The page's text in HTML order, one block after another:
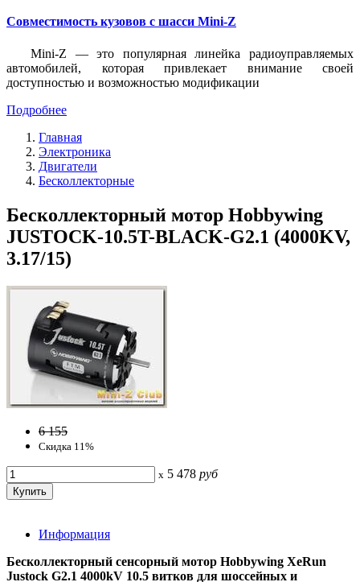
Совместимость кузовов с шасси Mini-Z
Mini-Z — это популярная линейка радиоуправляемых
автомобилей, которая привлекает внимание своей
доступностью и возможностью модификации
Подробнее
Главная
Электроника
Двигатели
Бесколлекторные
Бесколлекторный мотор Hobbywing
JUSTOCK-10.5T-BLACK-G2.1 (4000KV,
3.17/15)
6 155
Скидка 11%
x 5 478 руб
Информация
Бесколлекторный сенсорный мотор Hobbywing XeRun
Justock G2.1 4000kV 10.5 витков для шоссейных и